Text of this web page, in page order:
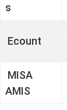
s
Ecount
MISA
AMIS